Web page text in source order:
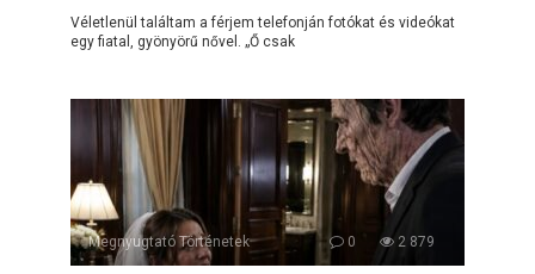
Véletlenül találtam a férjem telefonján fotókat és videókat
egy fiatal, gyönyörű nővel. „Ő csak
Megnyugtató Történetek 0 2 879